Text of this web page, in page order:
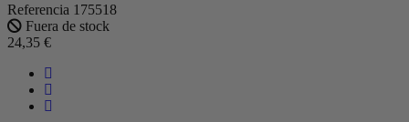
Referencia 175518
Fuera de stock
24,35 €